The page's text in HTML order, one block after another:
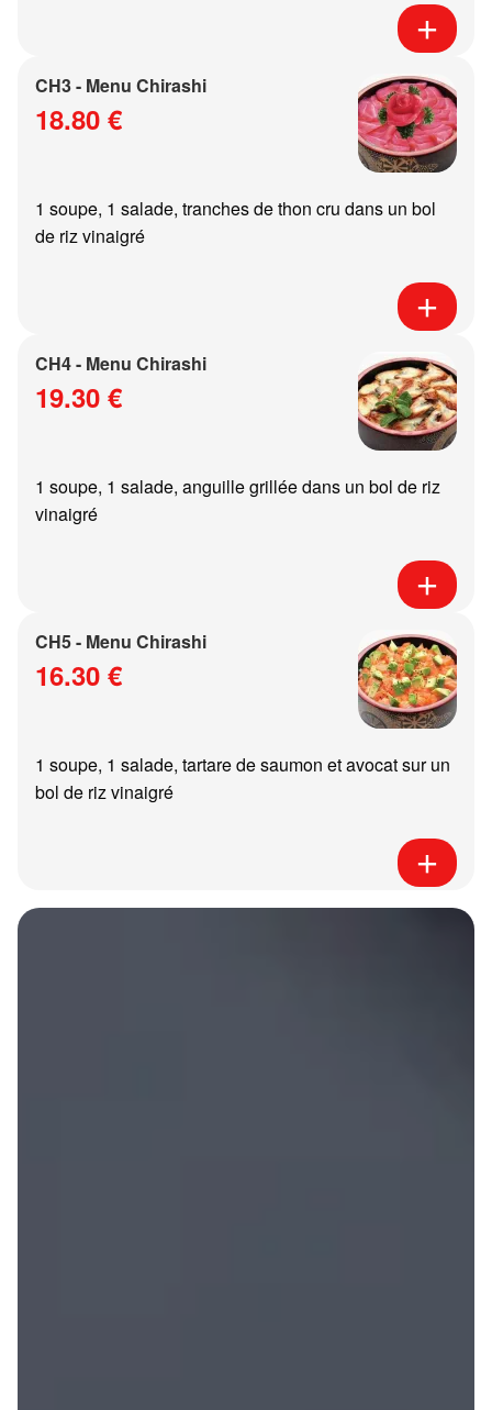
CH3 - Menu Chirashi
18.80 €
1 soupe, 1 salade, tranches de thon cru dans un bol
de riz vinaigré
CH4 - Menu Chirashi
19.30 €
1 soupe, 1 salade, anguille grillée dans un bol de riz
vinaigré
CH5 - Menu Chirashi
16.30 €
1 soupe, 1 salade, tartare de saumon et avocat sur un
bol de riz vinaigré